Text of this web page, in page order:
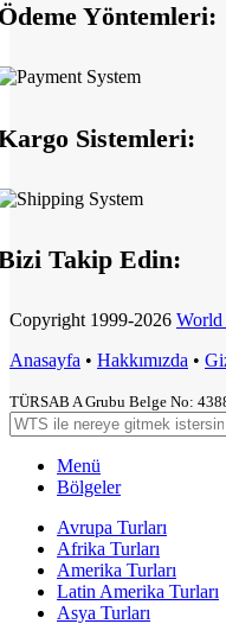
Yöntemleri:
Sistemleri:
Takip Edin:
Copyright 1999-2026 World
Anasayfa • Hakkımızda •
TÜRSAB A Grubu Belge No:
Menü
Bölgeler
Avrupa Turları
Afrika Turları
Amerika Turları
Latin Amerika Turları
Asya Turları